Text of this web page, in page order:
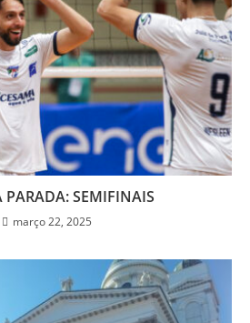
PARADA: SEMIFINAIS
março 22, 2025